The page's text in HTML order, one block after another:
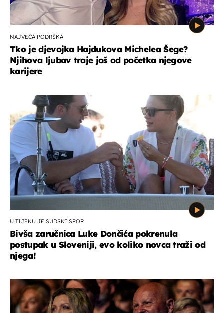
NAJVEĆA PODRŠKA
Tko je djevojka Hajdukova Michelea Šege?
Njihova ljubav traje još od početka njegove
karijere
U TIJEKU JE SUDSKI SPOR
Bivša zaručnica Luke Dončića pokrenula
postupak u Sloveniji, evo koliko novca traži od
njega!